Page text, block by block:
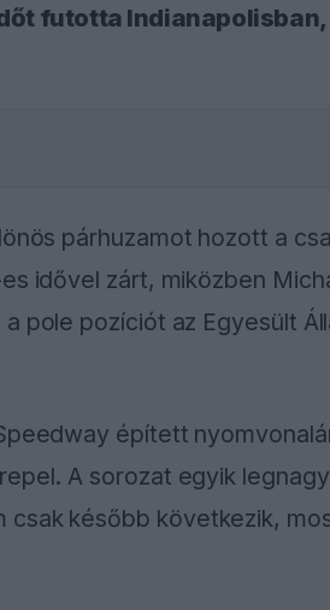
futotta
párhuzamot hozott a
idővel zárt, miközben
pole pozíciót az Egyesült
épített
A sorozat egyik
később következik,